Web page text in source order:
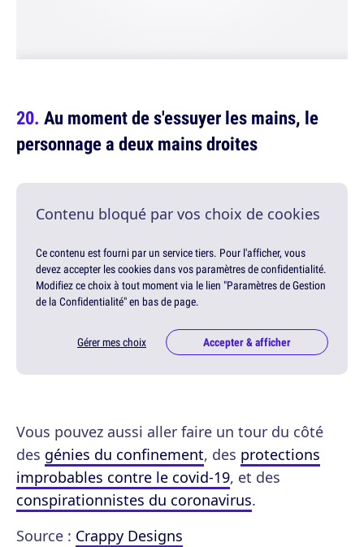
Au moment de s'essuyer les mains, le
personnage a deux mains droites
Contenu bloqué par vos choix de cookies
Ce contenu est fourni par un service tiers. Pour l'afficher, vous
devez accepter les cookies dans vos paramètres de confidentialité.
Modifiez ce choix à tout moment via le lien "Paramètres de Gestion
de la Confidentialité" en bas de page.
Gérer mes choix Accepter & afficher
Vous pouvez aussi aller faire un tour du côté
des génies du confinement, des protections
improbables contre le covid-19, et des
conspirationnistes du coronavirus.
Source : Crappy Designs